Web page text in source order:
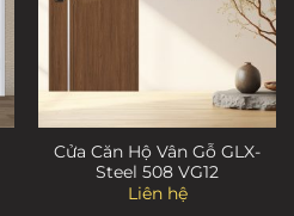
Cửa Căn Hộ Vân Gỗ GLX-
Steel 508 VG12
Liên hệ